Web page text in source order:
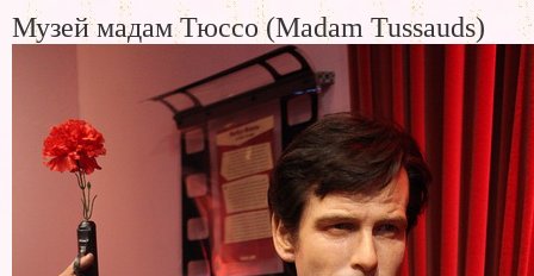
Музей мадам Тюссо (Madam Tussauds)